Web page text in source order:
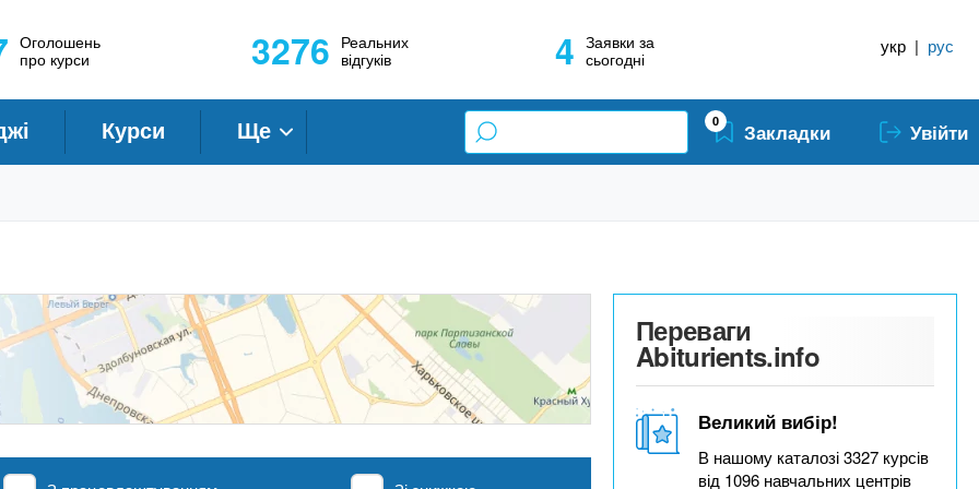
Оголошень
про курси
3276 Реальних
відгуків
4 Заявки за
сьогодні
укр | рус
Курси Ще 0 Закладки Увійти
Переваги
Abiturients.info
Великий вибір!
В нашому каталозі 3327 курсів
від 1096 навчальних центрів